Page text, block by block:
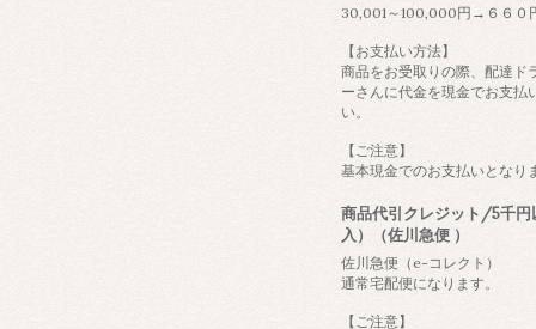
30,001～100,000円→６６０
【お支払い方法】
商品をお受取りの際、配達ド
ーさんに代金を現金でお支払
い。
【ご注意】
基本現金でのお支払いとなり
商品代引クレジット/5千円
入）（佐川急便 ）
佐川急便（e-コレクト）
通常宅配便になります。
【ご注意】